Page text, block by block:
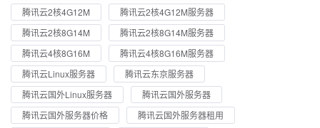
腾讯云2核4G12M
腾讯云2核4G12M服务器
腾讯云2核8G14M
腾讯云2核8G14M服务器
腾讯云4核8G16M
腾讯云4核8G16M服务器
腾讯云Linux服务器
腾讯云东京服务器
腾讯云国外Linux服务器
腾讯云国外服务器
腾讯云国外服务器价格
腾讯云国外服务器租用